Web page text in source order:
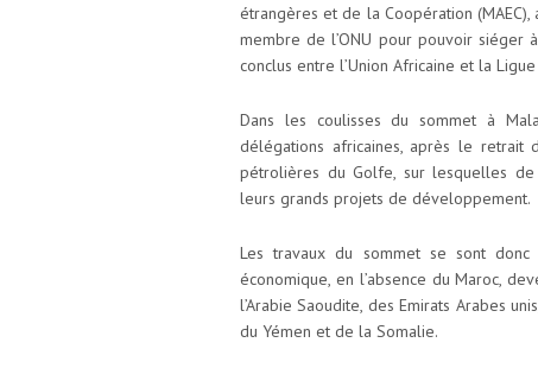
étrangères et de la Coopération (MAEC),
membre de l’ONU pour pouvoir siéger
conclus entre l’Union Africaine et la
Dans les coulisses du sommet à
délégations africaines, après le retrait
pétrolières du Golfe, sur lesquelles
leurs grands projets de développement.
Les travaux du sommet se sont
économique, en l’absence du Maroc,
l’Arabie Saoudite, des Emirats Arabes
du Yémen et de la Somalie.